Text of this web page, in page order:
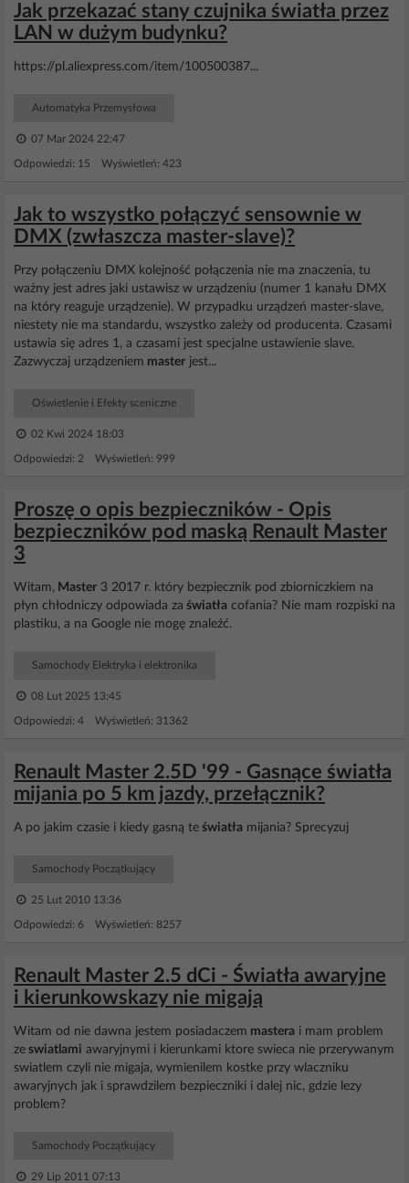
Jak przekazać stany czujnika światła przez
LAN w dużym budynku?
https://pl.aliexpress.com/item/100500387...
Automatyka Przemysłowa
07 Mar 2024 22:47
Odpowiedzi: 15 Wyświetleń: 423
Jak to wszystko połączyć sensownie w
DMX (zwłaszcza master-slave)?
Przy połączeniu DMX kolejność połączenia nie ma znaczenia, tu
ważny jest adres jaki ustawisz w urządzeniu (numer 1 kanału DMX
na który reaguje urządzenie). W przypadku urządzeń master-slave,
niestety nie ma standardu, wszystko zależy od producenta. Czasami
ustawia się adres 1, a czasami jest specjalne ustawienie slave.
Zazwyczaj urządzeniem master jest...
Oświetlenie i Efekty sceniczne
02 Kwi 2024 18:03
Odpowiedzi: 2 Wyświetleń: 999
Proszę o opis bezpieczników - Opis
bezpieczników pod maską Renault Master
3
Witam, Master 3 2017 r. który bezpiecznik pod zbiorniczkiem na
płyn chłodniczy odpowiada za światła cofania? Nie mam rozpiski na
plastiku, a na Google nie mogę znaleźć.
Samochody Elektryka i elektronika
08 Lut 2025 13:45
Odpowiedzi: 4 Wyświetleń: 31362
Renault Master 2.5D '99 - Gasnące światła
mijania po 5 km jazdy, przełącznik?
A po jakim czasie i kiedy gasną te światła mijania? Sprecyzuj
Samochody Początkujący
25 Lut 2010 13:36
Odpowiedzi: 6 Wyświetleń: 8257
Renault Master 2.5 dCi - Światła awaryjne
i kierunkowskazy nie migają
Witam od nie dawna jestem posiadaczem mastera i mam problem
ze swiatlami awaryjnymi i kierunkami ktore swieca nie przerywanym
swiatlem czyli nie migaja, wymienilem kostke przy wlaczniku
awaryjnych jak i sprawdzilem bezpieczniki i dalej nic, gdzie lezy
problem?
Samochody Początkujący
29 Lip 2011 07:13